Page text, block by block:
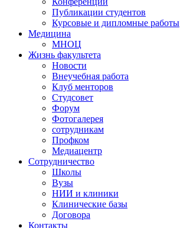
Публикации студентов
Курсовые и дипломные работы
Медицина
МНОЦ
Жизнь факультета
Новости
Внеучебная работа
Клуб менторов
Студсовет
Форум
Фотогалерея
сотрудникам
Профком
Медиацентр
Сотрудничество
Школы
Вузы
НИИ и клиники
Клинические базы
Договора
Контакты